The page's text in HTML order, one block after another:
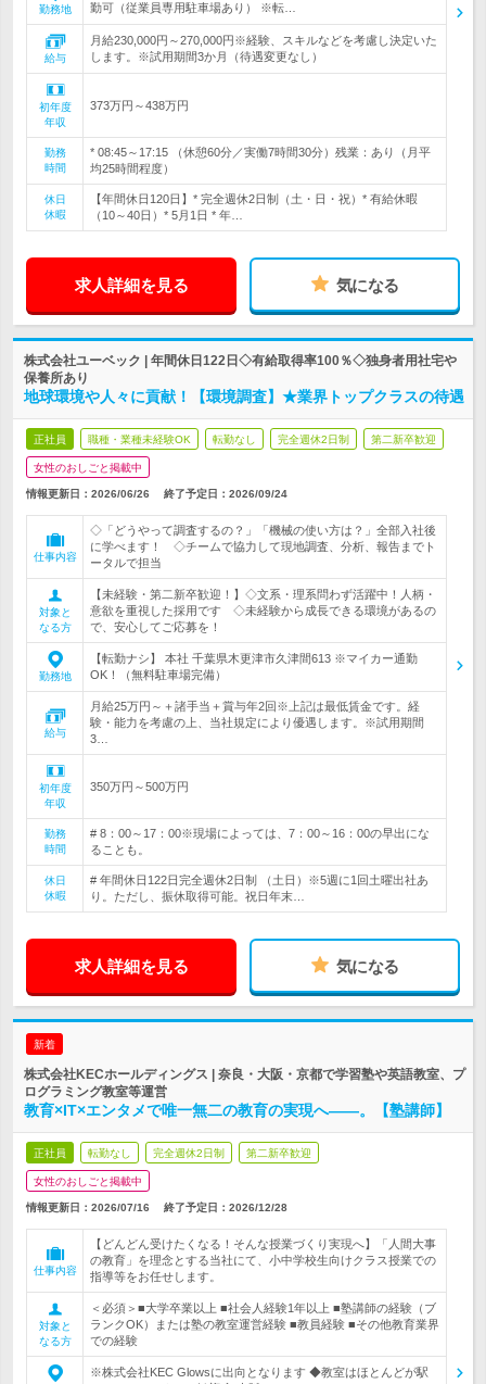
勤務地
勤可（従業員専用駐車場あり） ※転…
給与
月給230,000円～270,000円※経験、スキルなどを考慮し決定いた
します。※試用期間3か月（待遇変更なし）
初年度
年収
373万円～438万円
勤務
時間
* 08:45～17:15 （休憩60分／実働7時間30分）残業：あり（月平
均25時間程度）
休日
休暇
【年間休日120日】* 完全週休2日制（土・日・祝）* 有給休暇
（10～40日）* 5月1日 * 年…
求人詳細を見る 気になる
株式会社ユーベック | 年間休日122日◇有給取得率100％◇独身者用社宅や
保養所あり
地球環境や人々に貢献！【環境調査】★業界トップクラスの待遇
正社員 職種・業種未経験OK 転勤なし 完全週休2日制 第二新卒歓迎
女性のおしごと掲載中
情報更新日：2026/06/26 終了予定日： 2026/09/24
仕事内容
◇「どうやって調査するの？」「機械の使い方は？」全部入社後
に学べます！ ◇チームで協力して現地調査、分析、報告までト
ータルで担当
対象と
なる方
【未経験・第二新卒歓迎！】◇文系・理系問わず活躍中！人柄・
意欲を重視した採用です ◇未経験から成長できる環境があるの
で、安心してご応募を！
勤務地
【転勤ナシ】 本社 千葉県木更津市久津間613 ※マイカー通勤
OK！（無料駐車場完備）
給与
月給25万円～＋諸手当＋賞与年2回※上記は最低賃金です。経
験・能力を考慮の上、当社規定により優遇します。※試用期間
3…
初年度
年収
350万円～500万円
勤務
時間
# 8：00～17：00※現場によっては、7：00～16：00の早出にな
ることも。
休日
休暇
# 年間休日122日完全週休2日制 （土日）※5週に1回土曜出社あ
り。ただし、振休取得可能。祝日年末…
求人詳細を見る 気になる
新着
株式会社KECホールディングス | 奈良・大阪・京都で学習塾や英語教室、プ
ログラミング教室等運営
教育×IT×エンタメで唯一無二の教育の実現へ――。【塾講師】
正社員 転勤なし 完全週休2日制 第二新卒歓迎
女性のおしごと掲載中
情報更新日：2026/07/16 終了予定日： 2026/12/28
仕事内容
【どんどん受けたくなる！そんな授業づくり実現へ】「人間大事
の教育」を理念とする当社にて、小中学校生向けクラス授業での
指導等をお任せします。
対象と
なる方
＜必須＞■大学卒業以上 ■社会人経験1年以上 ■塾講師の経験（ブ
ランクOK）または塾の教室運営経験 ■教員経験 ■その他教育業界
での経験
※株式会社KEC Glowsに出向となります ◆教室はほとんどが駅